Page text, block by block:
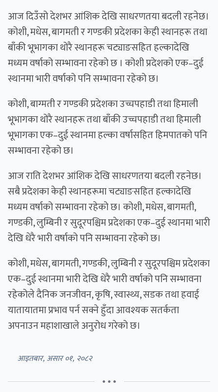
आज दिउँसो देशभर आंशिक देखि साधरणतया बदली रहनेछ।
कोशी, मधेस, बागमती र गण्डकी प्रदेशका केही स्थानहरू तथा
बाँकी भूभागका थोरै स्थानहरू चट्याङसहित हल्कादेखि
मध्यम वर्षाको सम्भावना रहेको छ । कोशी प्रदेशको एक–दुई
स्थानमा भारी वर्षाको पनि सम्भावना रहेको छ।
कोशी, बाग्मती र गण्डकी प्रदेशका उच्चपहाडी तथा हिमाली
भूभागका थोरै स्थानहरू तथा बाँकी उच्चपहाडी तथा हिमाली
भूभागका एक–दुई स्थानमा हल्का वर्षासहित हिमपातको पनि
सम्भावना रहेको छ।
आज राति देशभर आंशिक देखि साधरणतया बदली रहनेछ।
सबै प्रदेशका केही स्थानहरूमा चट्याङसहित हल्कादेखि
मध्यम वर्षाको सम्भावना रहेको छ। कोशी, मधेस, बागमती,
गण्डकी, लुम्बिनी र सुदूरपश्चिम प्रदेशका एक–दुई स्थानमा भारी
देखि धेरै भारी वर्षाको पनि सम्भावना रहेको छ।
कोशी, मधेस, बागमती, गण्डकी, लुम्बिनी र सुदूरपश्चिम प्रदेशका
एक–दुई स्थानमा भारी देखि धेरै भारी वर्षाको पनि सम्भावना
रहेकोले दैनिक जनजीवन, कृषि, स्वास्थ्य, सडक तथा हवाई
यातायातमा प्रभाव पर्न सक्ने हुँदा आवश्यक सतर्कता
अपनाउन महाशाखाले अनुरोध गरेको छ।
आइतबार, असार ०१, २०८२
• • •